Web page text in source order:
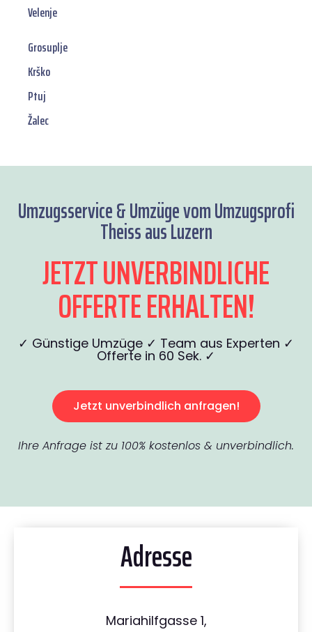
Velenje
Grosuplje
Krško
Ptuj
Žalec
Umzugsservice & Umzüge vom Umzugsprofi
Theiss aus Luzern
JETZT UNVERBINDLICHE
OFFERTE ERHALTEN!
✓ Günstige Umzüge ✓ Team aus Experten ✓
Offerte in 60 Sek. ✓
Jetzt unverbindlich anfragen!
Ihre Anfrage ist zu 100% kostenlos & unverbindlich.
Adresse
Mariahilfgasse 1,